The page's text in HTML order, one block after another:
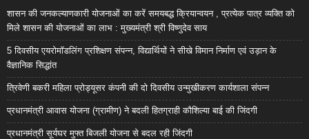
शासन की जनकल्याणकारी योजनाओं का करें समयबद्ध क्रियान्वयन , प्रत्येक पात्र व्यक्ति को
मिले शासन की योजनाओं का लाभ : मुख्यमंत्री श्री विष्णुदेव साय
5 दिवसीय एयरोमॉडलिंग प्रशिक्षण संपन्न, विद्यार्थियों ने सीखे विमान निर्माण एवं उड़ान के
वैज्ञानिक सिद्धांत
त्रिवेणी बकरी महिला प्रोड्यूसर कंपनी की दो दिवसीय उन्मुखीकरण कार्यशाला संपन्न
प्रधानमंत्री आवास योजना (ग्रामीण) ने बदली हितग्राही कौशिल्या बाई की जिंदगी
प्रधानमंत्री सूर्यघर मुफ्त बिजली योजना से बदल रही जिंदगी